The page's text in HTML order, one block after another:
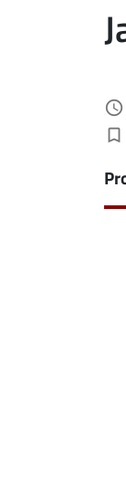
access_time
bookmark_border
in new window
in new window
in new window